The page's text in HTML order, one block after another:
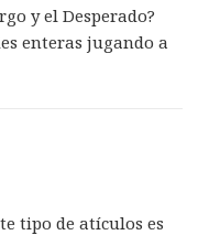
y el Desperado?
enteras jugando a
tipo de atículos es